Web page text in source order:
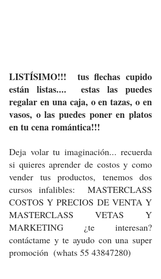
LISTÍSIMO!!!  tus flechas cupido
están listas....  estas las puedes
regalar en una caja, o en tazas, o en
vasos, o las puedes poner en platos
en tu cena romántica!!!
Deja volar tu imaginación... recuerda
si quieres aprender de costos y como
vender tus productos, tenemos dos
cursos infalibles:  MASTERCLASS
COSTOS Y PRECIOS DE VENTA Y
MASTERCLASS VETAS Y
MARKETING ¿te interesan?
contáctame y te ayudo con una super
promoción  (whats 55 43847280)